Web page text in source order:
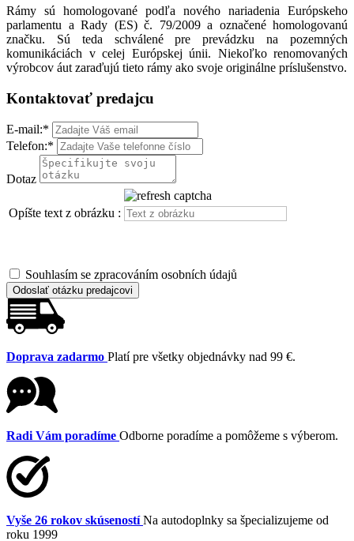
Rámy sú homologované podľa nového nariadenia Európskeho
parlamentu a Rady (ES) č. 79/2009 a označené homologovanú
značku. Sú teda schválené pre prevádzku na pozemných
komunikáciách v celej Európskej únii. Niekoľko renomovaných
výrobcov áut zaraďujú tieto rámy ako svoje originálne príslušenstvo.
Kontaktovať predajcu
E-mail:*
Telefon:*
Dotaz
Opíšte text z obrázku :
Souhlasím se zpracováním osobních údajů
Odoslať otázku predajcovi
Doprava zadarmo Platí pre všetky objednávky nad 99 €.
Radi Vám poradíme Odborne poradíme a pomôžeme s výberom.
Vyše 26 rokov skúseností Na autodoplnky sa špecializujeme od
roku 1999